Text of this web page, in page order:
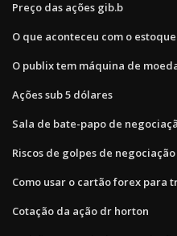
Preço das ações gib.b
O que aconteceu com o
O publix tem máquina de
Ações sub 5 dólares
Sala de bate-papo de
Riscos de golpes de
Como usar o cartão forex para
Cotação da ação dr horton